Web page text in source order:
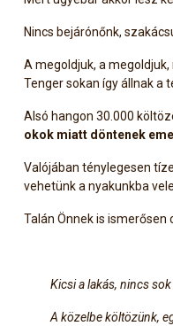
Nincs bejárónőnk,
A megoldjuk, a
Tenger sokan így állnak a
Alsó hangon 30.000
okok miatt döntenek
Valójában ténylegesen
vehetünk a nyakunkba
Talán Önnek is ismerősen
Kicsi a lakás, nincs
A közelbe költözünk,